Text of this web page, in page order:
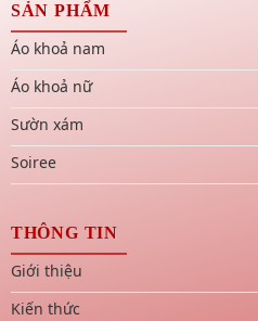
SẢN PHẨM
Áo khoả nam
Áo khoả nữ
Sườn xám
Soiree
THÔNG TIN
Giới thiệu
Kiến thức